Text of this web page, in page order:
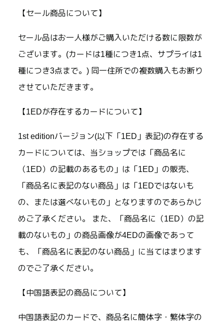
【セール商品について】
セール品はお一人様がご購入いただける数に限数が
ございます。(カードは1種につき1点、サプライは1
種につき3点まで。) 同一住所での複数購入もお断り
させていただきます。
【1EDが存在するカードについて】
1st editionバージョン(以下「1ED」表記)の存在する
カードについては、当ショップでは「商品名に
（1ED）の記載のあるもの」は「1ED」の販売、
「商品名に表記のない商品」は「1EDではないも
の、または選べないもの」となりますのであらかじ
めご了承ください。 また、「商品名に（1ED）の記
載のないもの」の商品画像が4EDの画像であって
も、「商品名に表記のない商品」に当てはまります
のでご了承ください。
【中国語表記の商品について】
中国語表記のカードで、商品名に簡体字・繁体字の